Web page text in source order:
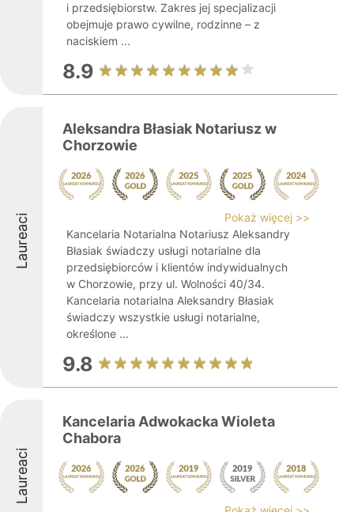
i przedsiębiorstw. Zakres jej specjalizacji
obejmuje prawo cywilne, rodzinne – z
naciskiem ...
8.9
Laureaci
Aleksandra Błasiak Notariusz w
Chorzowie
Pokaż więcej >>
Kancelaria Notarialna Notariusz Aleksandry
Błasiak świadczy usługi notarialne dla
przedsiębiorców i klientów indywidualnych
w Chorzowie, przy ul. Wolności 40/34.
Kancelaria notarialna Aleksandry Błasiak
świadczy wszystkie usługi notarialne,
określone ...
9.8
Laureaci
Kancelaria Adwokacka Wioleta
Chabora